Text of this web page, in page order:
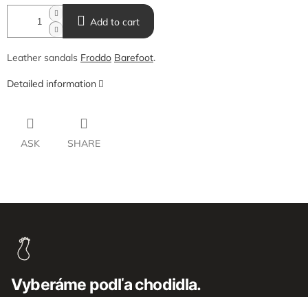
Add to cart
Leather sandals Froddo Barefoot.
Detailed information
ASK SHARE
Vyberáme podľa chodidla.